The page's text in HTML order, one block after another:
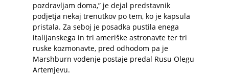
pozdravljam doma,” je dejal predstavnik
podjetja nekaj trenutkov po tem, ko je kapsula
pristala. Za seboj je posadka pustila enega
italijanskega in tri ameriške astronavte ter tri
ruske kozmonavte, pred odhodom pa je
Marshburn vodenje postaje predal Rusu Olegu
Artemjevu.